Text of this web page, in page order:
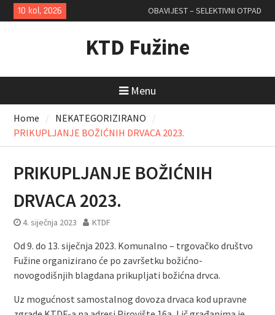
Skip
to
10 kol, 2026 OBAVIJEST – SELEKTIVNI OTPAD
KTD Fužine
Menu
Home
NEKATEGORIZIRANO
PRIKUPLJANJE BOŽIĆNIH DRVACA 2023.
PRIKUPLJANJE BOŽIĆNIH
DRVACA 2023.
4. siječnja 2023 KTDF
Od 9. do 13. siječnja 2023. Komunalno – trgovačko društvo
Fužine organizirano će po završetku božićno-
novogodišnjih blagdana prikupljati božićna drvca.
Uz mogućnost samostalnog dovoza drvaca kod upravne